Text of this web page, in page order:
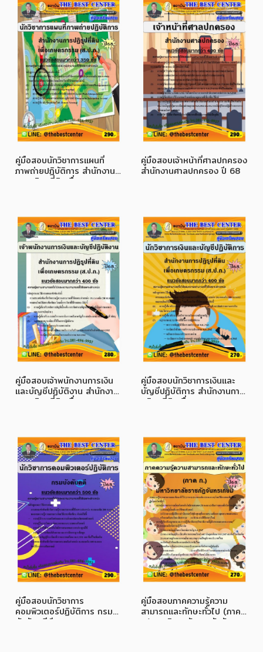
คู่มือสอบนักวิชาการแผนที่
ภาพถ่ายปฏิบัติการ สำนักงาน
การปฏิรูปที่ดินเพื่อ
คู่มือสอบเจ้าหน้าที่ศาลปกครอง
สำนักงานศาลปกครอง ปี 68
คู่มือสอบเจ้าพนักงานการเงิน
และบัญชีปฏิบัติงาน สำนักงาน
การปฏิรูปที่ดินเพื่อ
คู่มือสอบนักวิชาการเงินและ
บัญชีปฏิบัติการ สำนักงานการ
ปฏิรูปที่ดินเพื่อเกษตรกรรม
คู่มือสอบนักวิชาการ
คอมพิวเตอร์ปฏิบัติการ กรม
บังคับคดี ปี 68
คู่มือสอบภาคความรู้ความ
สามารถและทักษะทั่วไป (ภาค
ก.) มหาวิทยาลัยราชภัฏจันทร